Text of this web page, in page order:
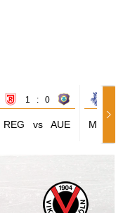
1 : 0
REG vs AUE MSV